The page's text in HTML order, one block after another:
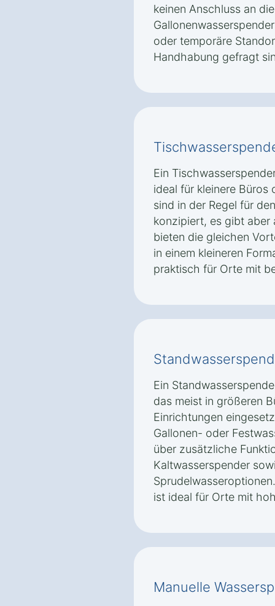
keinen Anschluss an
oder temporäre
Handhabung gefragt
Ein
ideal für kleinere Büros
sind in der Regel für
konzipiert, es gibt aber
bieten die gleichen
in einem kleineren
praktisch für Orte mit
Ein
das meist in größeren
Einrichtungen
Gallonen- oder
über zusätzliche
Kaltwasserspender
ist ideal für Orte mit
Manuelle